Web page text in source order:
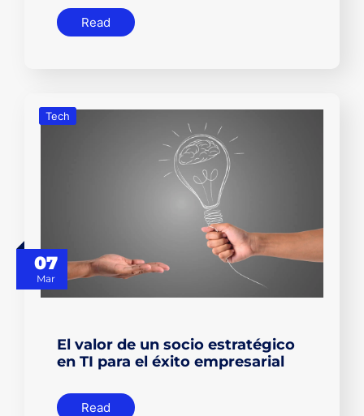
Read
07
Mar
Tech
El valor de un socio estratégico
en TI para el éxito empresarial
Read